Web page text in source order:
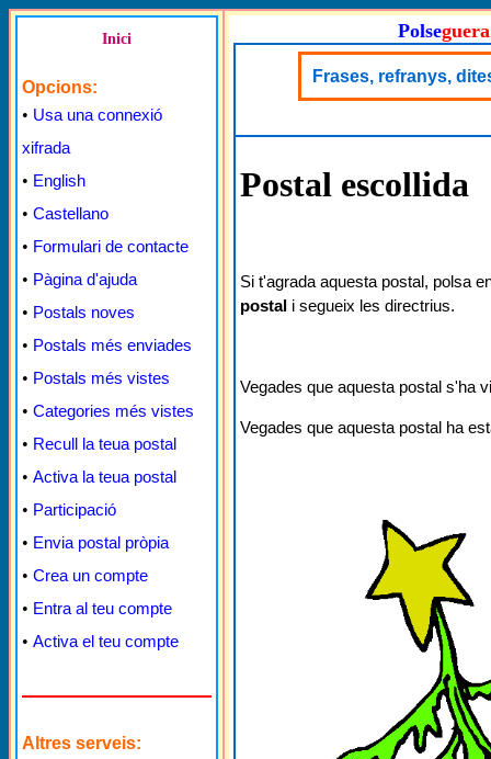
Inici
Opcions:
• Usa una connexió
xifrada
• English
• Castellano
• Formulari de contacte
• Pàgina d'ajuda
• Postals noves
• Postals més enviades
• Postals més vistes
• Categories més vistes
• Recull la teua postal
• Activa la teua postal
• Participació
• Envia postal pròpia
• Crea un compte
• Entra al teu compte
• Activa el teu compte
Altres serveis:
Polseguera
Frases, refranys,
Postal escollida
Si t'agrada aquesta postal, polsa
postal i segueix les directrius.
Vegades que aquesta postal s'ha
Vegades que aquesta postal ha